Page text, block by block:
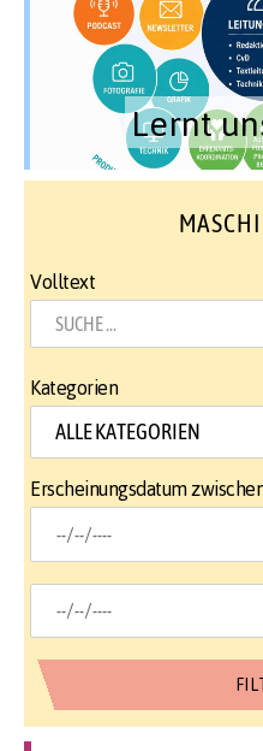
Lernt
Volltext
Kategorien
Erscheinungsdatum